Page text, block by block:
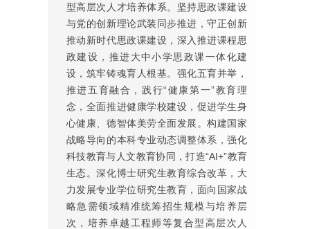
型高层次人才培养体系。坚持思政课建设
与党的创新理论武装同步推进，守正创新
推动新时代思政课建设，深入推进课程思
政建设，推进大中小学思政课一体化建
设，筑牢铸魂育人根基。强化五育并举，
推进五育融合，践行“健康第一”教育理
念，全面推进健康学校建设，促进学生身
心健康、德智体美劳全面发展。构建国家
战略导向的本科专业动态调整体系，强化
科技教育与人文教育协同，打造“AI+”教育
生态。深化博士研究生教育综合改革，大
力发展专业学位研究生教育，面向国家战
略急需领域精准统筹招生规模与培养层
次，培养卓越工程师等复合型高层次人